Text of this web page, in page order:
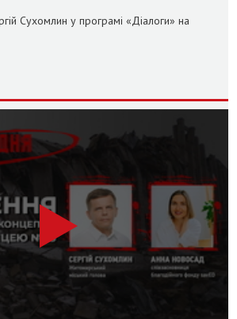
Сухомлин у програмі «Діалоги» на